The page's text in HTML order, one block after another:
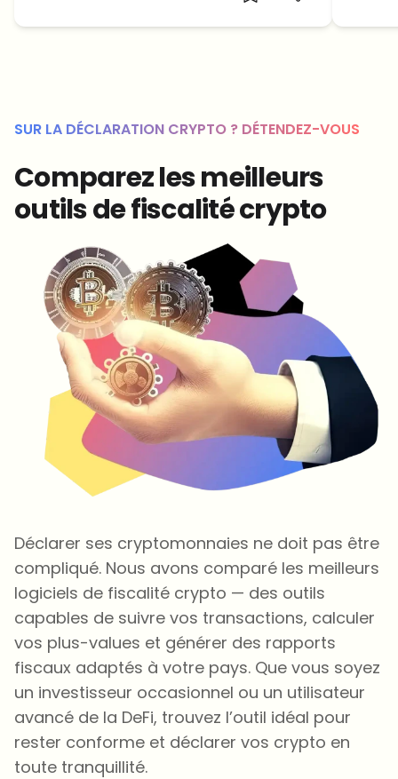
SUR LA DÉCLARATION CRYPTO ? DÉTENDEZ-VOUS
Comparez les meilleurs
outils de fiscalité crypto
Déclarer ses cryptomonnaies ne doit pas être
compliqué. Nous avons comparé les meilleurs
logiciels de fiscalité crypto — des outils
capables de suivre vos transactions, calculer
vos plus-values et générer des rapports
fiscaux adaptés à votre pays. Que vous soyez
un investisseur occasionnel ou un utilisateur
avancé de la DeFi, trouvez l’outil idéal pour
rester conforme et déclarer vos crypto en
toute tranquillité.